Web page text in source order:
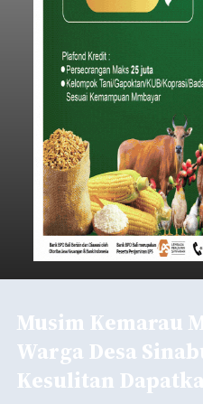
Musim Kemarau
Warga Desa
Kesulitan